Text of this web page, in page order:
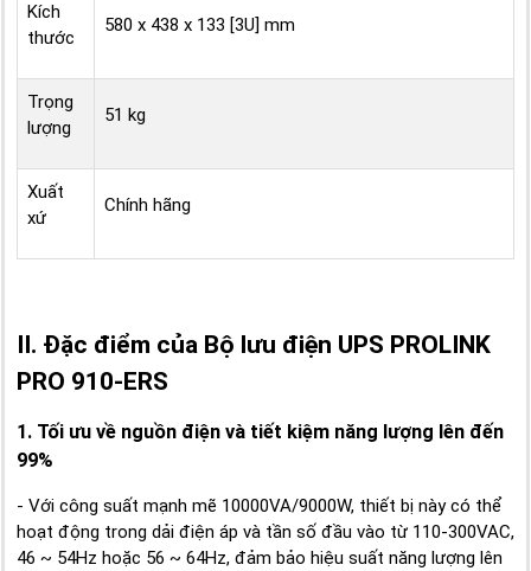
Kích
thước
580 x 438 x 133 [3U] mm
Trọng
lượng
51 kg
Xuất
xứ
Chính hãng
II. Đặc điểm của Bộ lưu điện UPS PROLINK
PRO 910-ERS
1. Tối ưu về nguồn điện và tiết kiệm năng lượng lên đến
99%
- Với công suất mạnh mẽ 10000VA/9000W, thiết bị này có thể
hoạt động trong dải điện áp và tần số đầu vào từ 110-300VAC,
46 ~ 54Hz hoặc 56 ~ 64Hz, đảm bảo hiệu suất năng lượng lên